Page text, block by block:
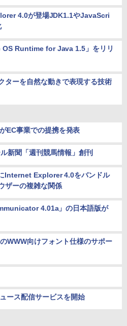
4.0が登場JDK1.1やJavaScri
Runtime for Java 1.5」をリリ
ターを自然な動きで表現する技術
事業での提携を発表
新聞「週刊競馬情報」創刊
Internet Explorer 4.0をバンドル
ザーの複雑な関係
4.01a」の日本語版が
WWW向けフォント仕様のサポー
ース配信サービスを開始